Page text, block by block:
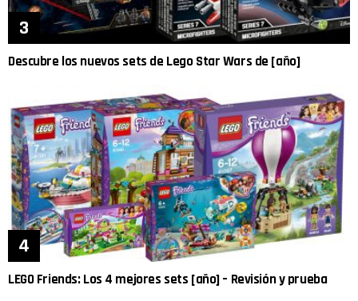
Descubre los nuevos sets de Lego Star Wars de [año]
LEGO Friends: Los 4 mejores sets [año] – Revisión y prueba